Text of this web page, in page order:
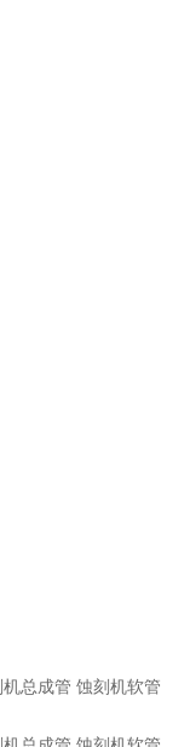
总成管 蚀刻机软管